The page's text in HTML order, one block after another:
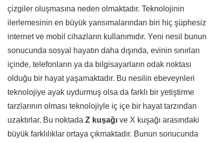
çizgiler oluşmasına neden olmaktadır. Teknolojinin
ilerlemesinin en büyük yansımalarından biri hiç şüphesiz
internet ve mobil cihazların kullanımıdır. Yeni nesil bunun
sonucunda sosyal hayatın daha dışında, evinin sınırları
içinde, telefonların ya da bilgisayarların odak noktası
olduğu bir hayat yaşamaktadır. Bu nesilin ebeveynleri
teknolojiye ayak uydurmuş olsa da farklı bir yetiştirme
tarzlarının olması teknolojiyle iç içe bir hayat tarzından
uzaktırlar. Bu noktada Z kuşağı ve X kuşağı arasındaki
büyük farklılıklar ortaya çıkmaktadır. Bunun sonucunda